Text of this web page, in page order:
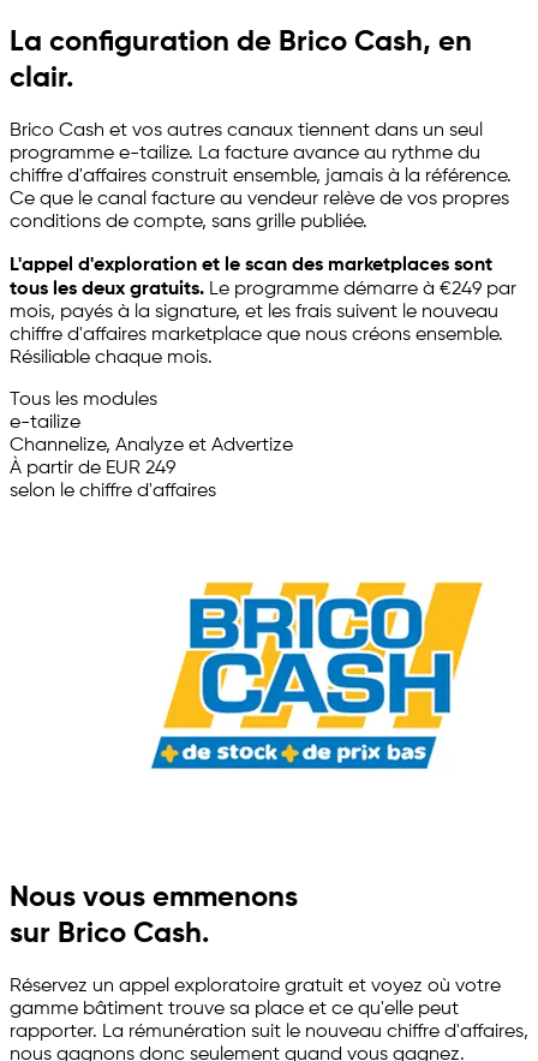
La configuration de Brico Cash, en
clair.
Brico Cash et vos autres canaux tiennent dans un seul
programme e-tailize. La facture avance au rythme du
chiffre d'affaires construit ensemble, jamais à la référence.
Ce que le canal facture au vendeur relève de vos propres
conditions de compte, sans grille publiée.
L'appel d'exploration et le scan des marketplaces sont
tous les deux gratuits. Le programme démarre à €249 par
mois, payés à la signature, et les frais suivent le nouveau
chiffre d'affaires marketplace que nous créons ensemble.
Résiliable chaque mois.
Tous les modules
e-tailize
Channelize, Analyze et Advertize
À partir de EUR 249
selon le chiffre d'affaires
Nous vous emmenons
sur Brico Cash.
Réservez un appel exploratoire gratuit et voyez où votre
gamme bâtiment trouve sa place et ce qu'elle peut
rapporter. La rémunération suit le nouveau chiffre d'affaires,
nous gagnons donc seulement quand vous gagnez.